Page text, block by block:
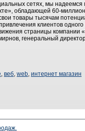
сетях, мы
обладающей 60-
товары тысячам
клиентов
страницы компании
генеральный
, веб, web, интернет магазин